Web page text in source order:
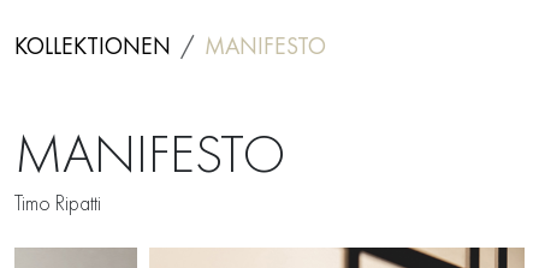
KOLLEKTIONEN MANIFESTO
MANIFESTO
Timo Ripatti